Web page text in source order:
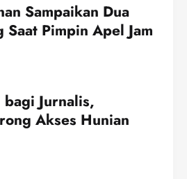
Sampaikan Dua
Saat Pimpin Apel Jam
bagi Jurnalis,
Akses Hunian